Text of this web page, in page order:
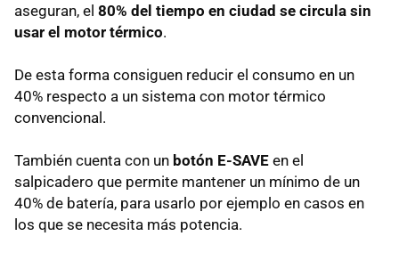
aseguran, el 80% del tiempo en ciudad se circula sin
usar el motor térmico.
De esta forma consiguen reducir el consumo en un
40% respecto a un sistema con motor térmico
convencional.
También cuenta con un botón E-SAVE en el
salpicadero que permite mantener un mínimo de un
40% de batería, para usarlo por ejemplo en casos en
los que se necesita más potencia.